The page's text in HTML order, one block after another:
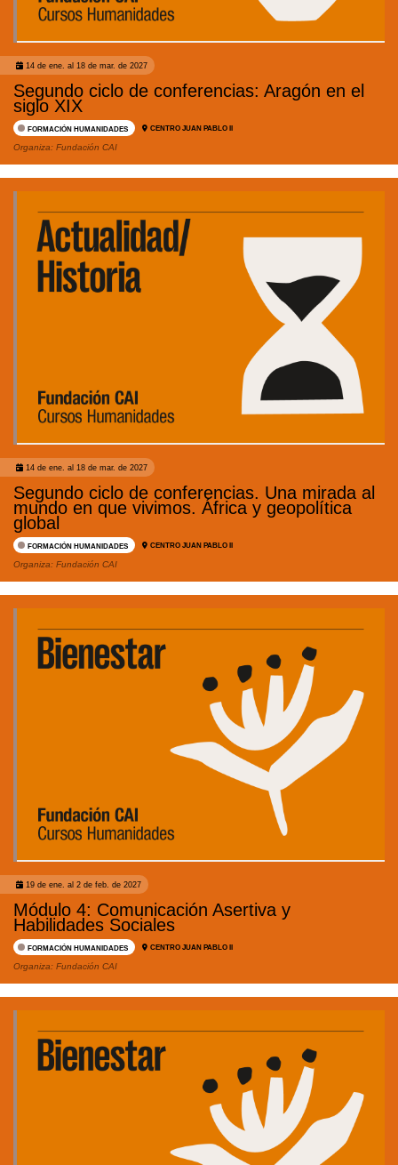
14 de ene. al 18 de mar. de 2027
Segundo ciclo de conferencias: Aragón en el
siglo XIX
FORMACIÓN HUMANIDADES CENTRO JUAN PABLO II
Organiza: Fundación CAI
14 de ene. al 18 de mar. de 2027
Segundo ciclo de conferencias. Una mirada al
mundo en que vivimos. África y geopolítica
global
FORMACIÓN HUMANIDADES CENTRO JUAN PABLO II
Organiza: Fundación CAI
19 de ene. al 2 de feb. de 2027
Módulo 4: Comunicación Asertiva y
Habilidades Sociales
FORMACIÓN HUMANIDADES CENTRO JUAN PABLO II
Organiza: Fundación CAI